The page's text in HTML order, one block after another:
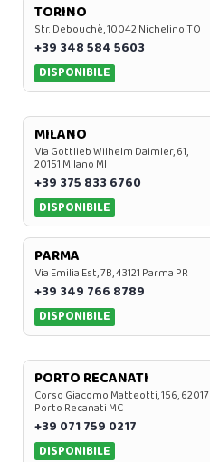
TORINO
Str. Debouchè, 10042 Nichelino TO
+39 348 584 5603
DISPONIBILE
MILANO
Via Gottlieb Wilhelm Daimler, 61,
20151 Milano MI
+39 375 833 6760
DISPONIBILE
PARMA
Via Emilia Est, 7B, 43121 Parma PR
+39 349 766 8789
DISPONIBILE
PORTO RECANATI
Corso Giacomo Matteotti, 156, 62017
Porto Recanati MC
+39 071 759 0217
DISPONIBILE